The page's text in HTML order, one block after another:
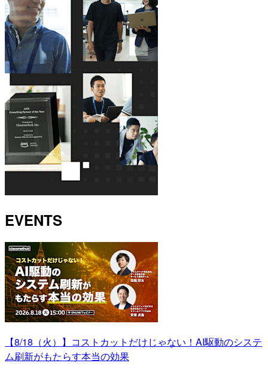
EVENTS
【8/18（火）】コストカットだけじゃない！AI駆動のシステ
ム刷新がもたらす本当の効果